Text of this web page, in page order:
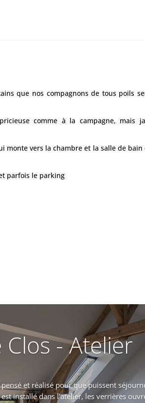
que nos compagnons de tous poils
comme à la campagne, mais
monte vers la chambre et la salle de
parfois le parking
Clos - Atelier
pensé et réalisé pour que puissent
installé dans l’atelier, les verrières